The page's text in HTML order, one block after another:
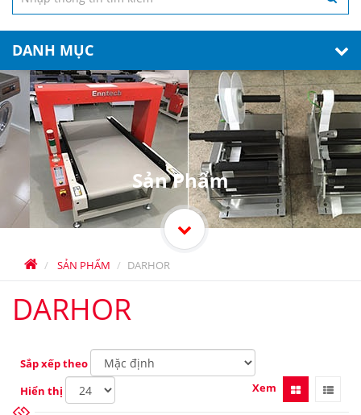
DANH MỤC
SẢN PHẨM DARHOR
Sản Phẩm
DARHOR
Sắp xếp theo
Hiển thị
Xem